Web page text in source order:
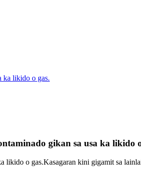
ka likido o gas.
gikan sa usa ka likido
likido o gas.Kasagaran kini gigamit sa